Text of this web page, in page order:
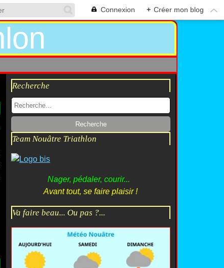
Connexion + Créer mon blog
Recherche
Team Nouâtre Triathlon
Nager, pédaler, courir...
Avant tout, se faire plaisir !
Va faire beau... Ou pas ?...